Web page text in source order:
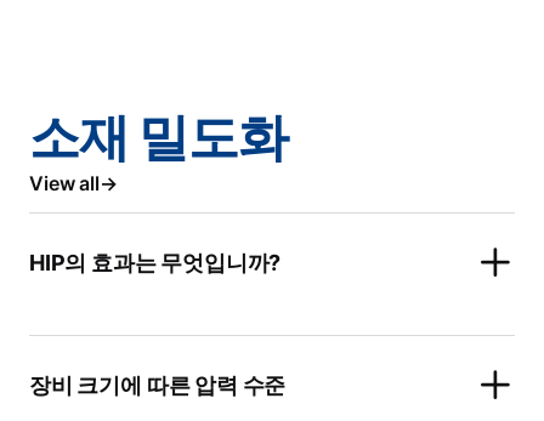
소재 밀도화
View all
HIP의 효과는 무엇입니까?
장비 크기에 따른 압력 수준